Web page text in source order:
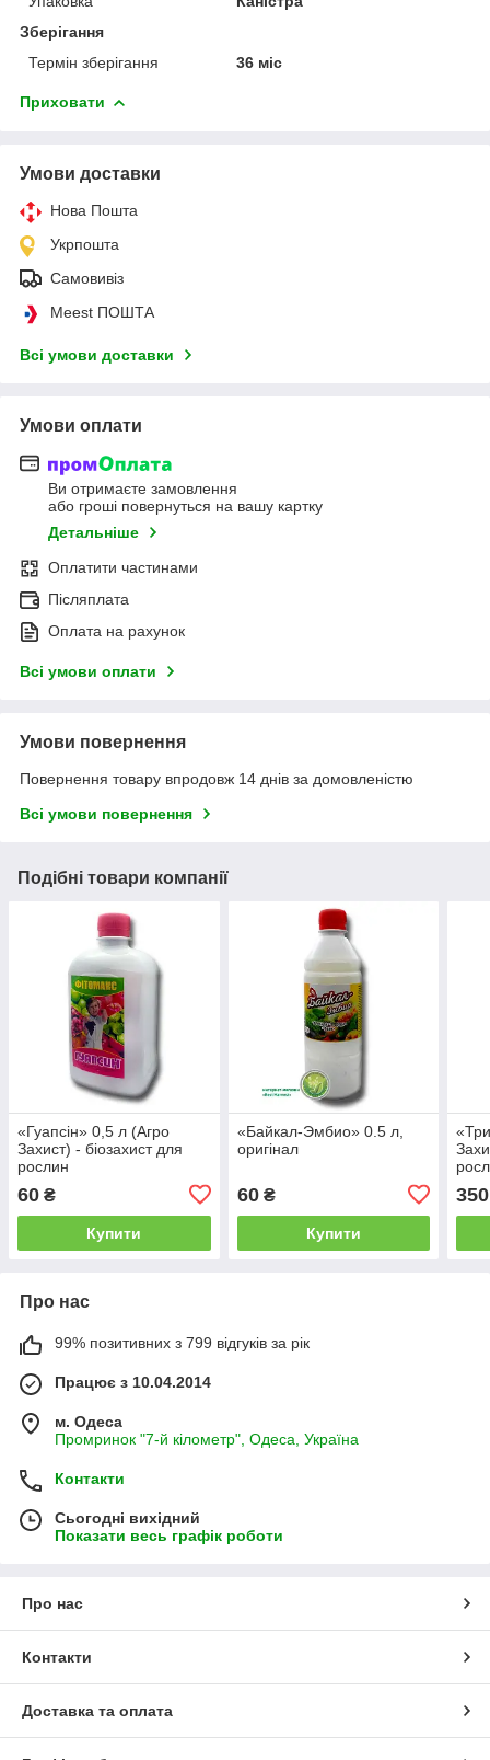
Зберігання
Термін зберігання
36 міс
Приховати
Умови доставки
Нова Пошта
Укрпошта
Самовивіз
Meest ПОШТА
Всі умови доставки
Умови оплати
Ви отримаєте замовлення
або гроші повернуться на вашу картку
Детальніше
Оплатити частинами
Післяплата
Оплата на рахунок
Всі умови оплати
Умови повернення
Повернення товару впродовж 14 днів за домовленістю
Всі умови повернення
Подібні товари компанії
«Гуапсін» 0,5 л (Агро
Захист) - біозахист для
рослин
60 ₴
Купити
«Байкал-Эмбио» 0.5 л,
оригінал
60₴
Купити
350
Про нас
99% позитивних з 799 відгуків за рік
Працює з 10.04.2014
м. Одеса
Промринок "7-й кілометр", Одеса, Україна
Контакти
Сьогодні вихідний
Показати весь графік роботи
Про нас
Контакти
Доставка та оплата